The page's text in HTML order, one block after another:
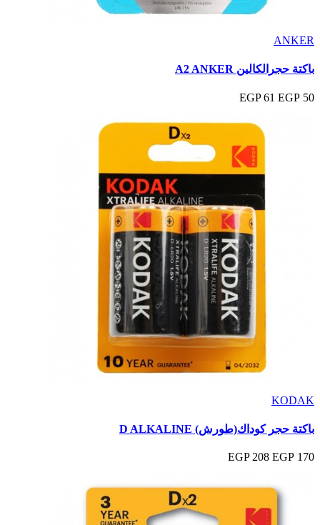
ANKER
باكتة حجرالكالين A2 ANKER
50 EGP
61 EGP
KODAK
باكتة حجر كوداك(طورش) D ALKALINE
170 EGP
208 EGP